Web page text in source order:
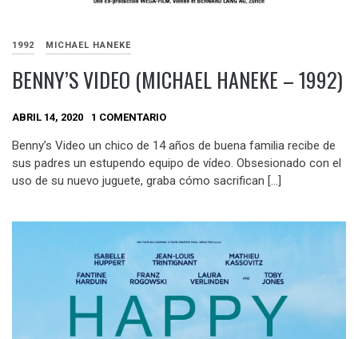
1992 MICHAEL HANEKE
BENNY’S VIDEO (MICHAEL HANEKE – 1992)
ABRIL 14, 2020 1 COMENTARIO
Benny’s Video un chico de 14 años de buena familia recibe de
sus padres un estupendo equipo de vídeo. Obsesionado con el
uso de su nuevo juguete, graba cómo sacrifican […]